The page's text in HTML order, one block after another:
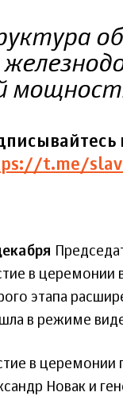
t.me/
в церемонии
этапа
в режиме
в церемонии
Новак и